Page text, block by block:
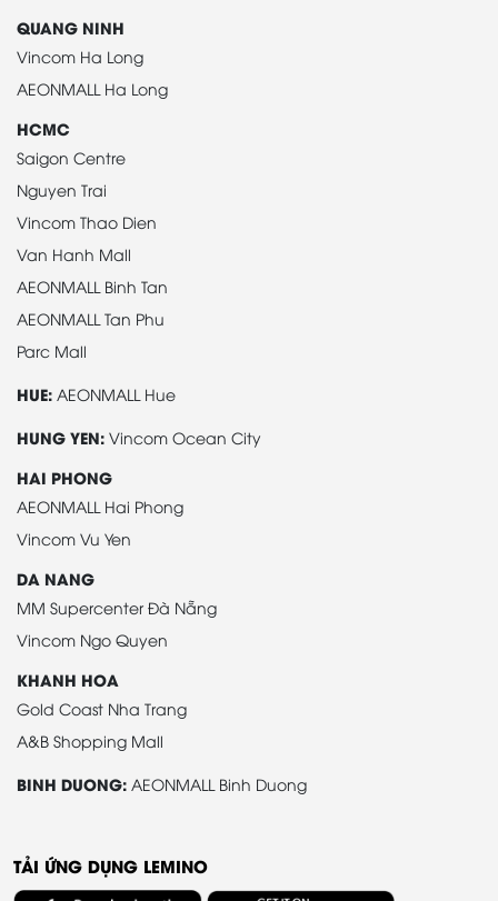
QUANG NINH
Vincom Ha Long
AEONMALL Ha Long
HCMC
Saigon Centre
Nguyen Trai
Vincom Thao Dien
Van Hanh Mall
AEONMALL Binh Tan
AEONMALL Tan Phu
Parc Mall
HUE: AEONMALL Hue
HUNG YEN: Vincom Ocean City
HAI PHONG
AEONMALL Hai Phong
Vincom Vu Yen
DA NANG
MM Supercenter Đà Nẵng
Vincom Ngo Quyen
KHANH HOA
Gold Coast Nha Trang
A&B Shopping Mall
BINH DUONG: AEONMALL Binh Duong
TẢI ỨNG DỤNG LEMINO